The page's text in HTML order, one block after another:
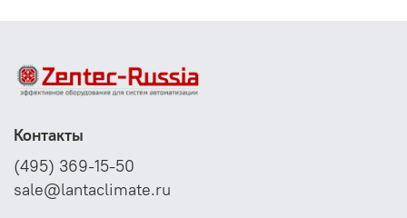
Контакты
(495) 369-15-50
sale@lantaclimate.ru